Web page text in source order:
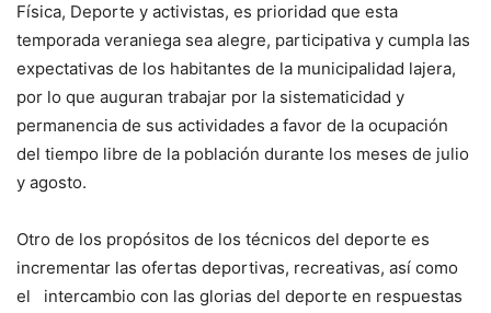
Física, Deporte y activistas, es prioridad que esta
temporada veraniega sea alegre, participativa y cumpla las
expectativas de los habitantes de la municipalidad lajera,
por lo que auguran trabajar por la sistematicidad y
permanencia de sus actividades a favor de la ocupación
del tiempo libre de la población durante los meses de julio
y agosto.
Otro de los propósitos de los técnicos del deporte es
incrementar las ofertas deportivas, recreativas, así como
el intercambio con las glorias del deporte en respuestas